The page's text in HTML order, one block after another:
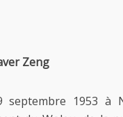
Zeng
1953 à